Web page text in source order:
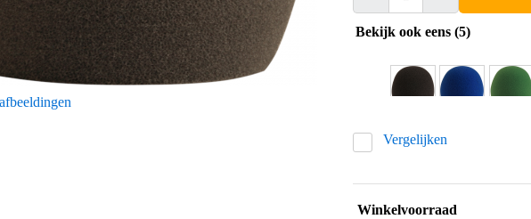
Bekijk ook eens (5)
Vergelijken
Winkelvoorraad